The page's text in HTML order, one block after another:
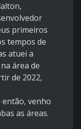
primeiros
tempos de
atuei a
área de
de 2022,
então, venho
as áreas.